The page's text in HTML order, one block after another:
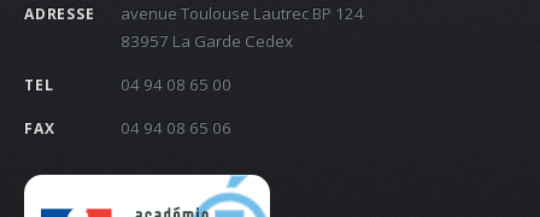
ADRESSE
avenue Toulouse Lautrec BP 124
83957 La Garde Cedex
TEL 04 94 08 65 00
FAX 04 94 08 65 06